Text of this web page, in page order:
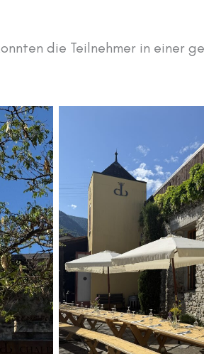
die Teilnehmer in einer